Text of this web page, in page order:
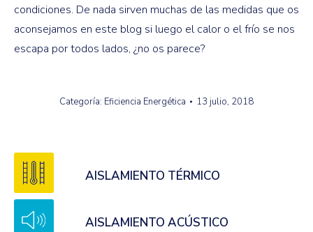
condiciones. De nada sirven muchas de las medidas que os
aconsejamos en este blog si luego el calor o el frío se nos
escapa por todos lados, ¿no os parece?
Categoría: Eficiencia Energética 13 julio, 2018
AISLAMIENTO TÉRMICO
AISLAMIENTO ACÚSTICO